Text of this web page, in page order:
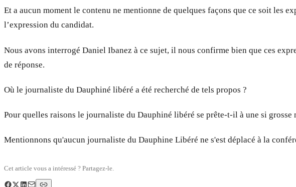
Et a aucun moment le contenu ne mentionne de quelques façons que ce soit les
l’expression du candidat.
Nous avons interrogé Daniel Ibanez à ce sujet, il nous confirme bien que ces
de réponse.
Où le journaliste du Dauphiné libéré a été recherché de tels propos ?
Pour quelles raisons le journaliste du Dauphiné libéré se prête-t-il à une si grosse
Mentionnons qu'aucun journaliste du Dauphine Libéré ne s'est déplacé à la
Cet article vous a intéressé ? Partagez-le.